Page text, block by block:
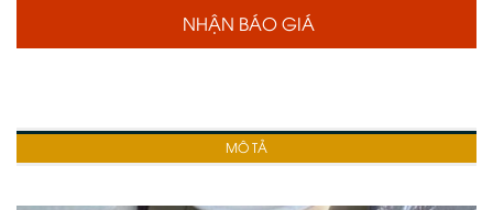
NHẬN BÁO GIÁ
MÔ TẢ